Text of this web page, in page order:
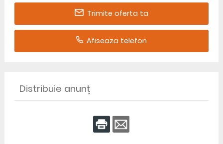
Trimite oferta ta
Afiseaza telefon
Distribuie anunț